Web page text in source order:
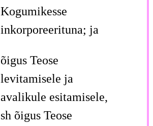
Kogumikesse
inkorporeerituna; ja
õigus Teose
levitamisele ja
avalikule esitamisele,
sh õigus Teose